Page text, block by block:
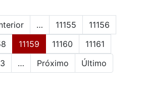
… 11155
11156
11159 (current)
11160
11161
… Próximo Último